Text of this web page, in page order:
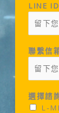
LINE ID
聯繫信
選擇諮
L-